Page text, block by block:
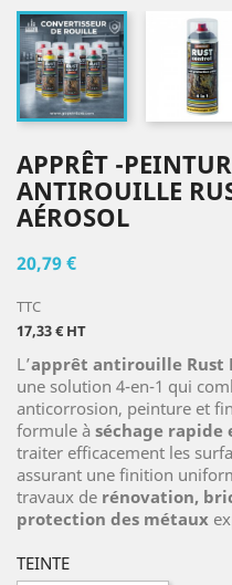
APPRÊT -
ANTIROUILLE
AÉROSOL
20,79 €
TTC
17,33 € HT
L’apprêt antirouille Rust
une solution 4-en-1 qui
anticorrosion, peinture et
formule à séchage
traiter efficacement les
assurant une finition
travaux de rénovation,
protection des métaux
TEINTE